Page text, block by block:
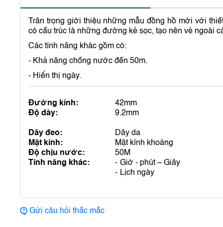
Trân trọng giới thiệu những mẫu đồng hồ mới với
có cấu trúc là những đường kẻ sọc, tạo nên vẻ ngoài
Các tính năng khác gồm có:
- Khả năng chống nước đến 50m.
- Hiển thị ngày.
Đường kính:
42mm
Độ dày:
9.2mm
Dây đeo:
Dây da
Mặt kính:
Mặt kính khoáng
Độ chịu nước:
50M
Tính năng khác:
Giờ - phút – Giây
Lịch ngày
Gửi câu hỏi thắc mắc